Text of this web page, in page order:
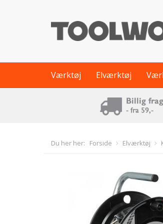
Værktøj Elværktøj
Du her her: Forside Elværktøj